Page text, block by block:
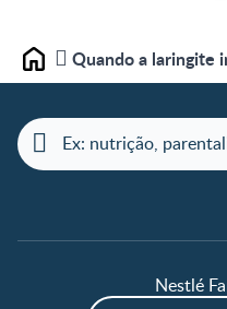
Home Quando a laringite
Nestlé